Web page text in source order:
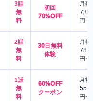
3話
無
料
初回
70%OFF
月額
730
円〜
2話
無
料
30日無料
体験
月額
780
円〜
1話
無
料
60%OFF
クーポン
月額
550
円〜